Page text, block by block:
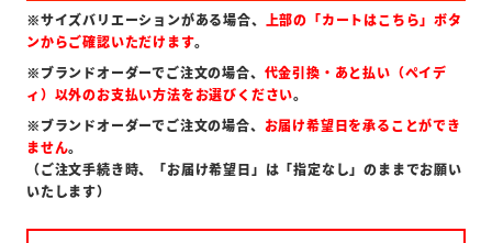
※サイズバリエーションがある場合、 上部の「カートはこちら」ボタ
ンからご確認いただけます。
※ブランドオーダーでご注文の場合、 代金引換・あと払い（ペイデ
ィ）以外のお支払い方法をお選びください。
※ブランドオーダーでご注文の場合、 お届け希望日を承ることができ
ません。
（ご注文手続き時、「お届け希望日」は「指定なし」のままでお願い
いたします）